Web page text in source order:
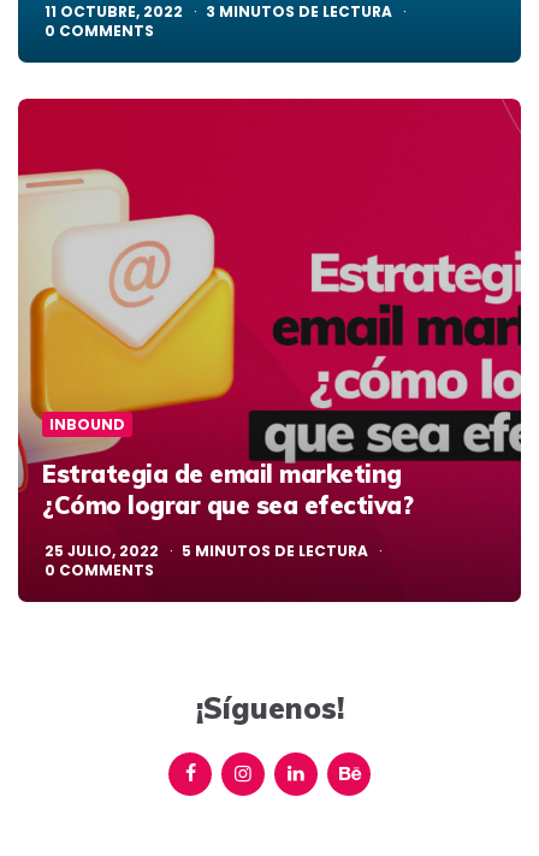
11 OCTUBRE, 2022 3 MINUTOS DE LECTURA
0 COMMENTS
INBOUND
Estrategia de email marketing
¿Cómo lograr que sea efectiva?
25 JULIO, 2022 5 MINUTOS DE LECTURA
0 COMMENTS
¡Síguenos!